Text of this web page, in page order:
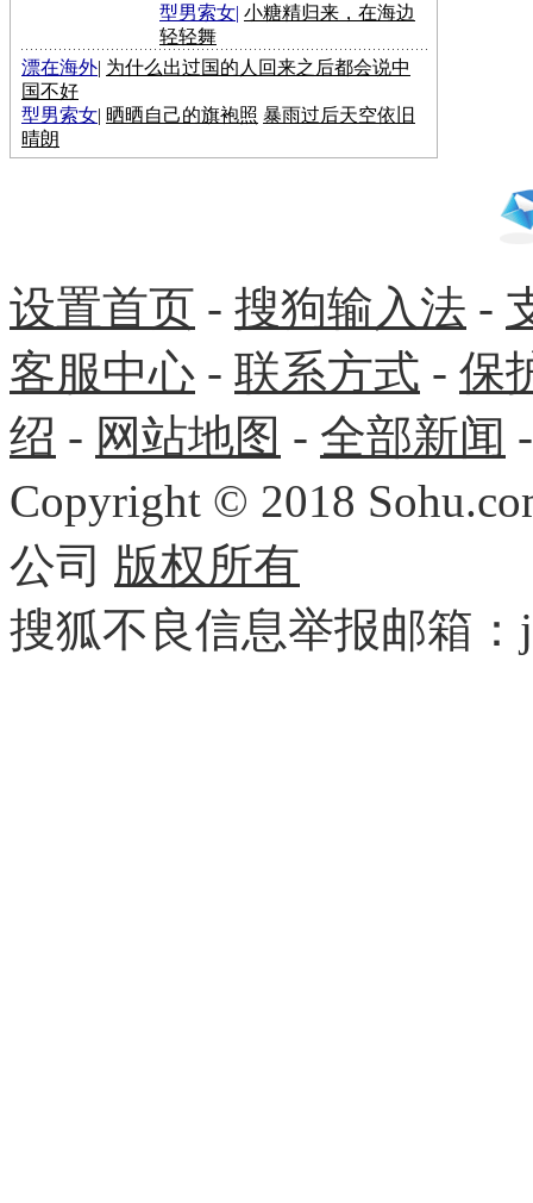
型男索女| 小糖精归来，在海边
轻轻舞
漂在海外| 为什么出过国的人回来之后都会说中
国不好
型男索女| 晒晒自己的旗袍照 暴雨过后天空依旧
晴朗
设置首页 - 搜狗输入法 -
客服中心 - 联系方式 - 保
绍 - 网站地图 - 全部新闻
Copyright © 2018
公司 版权所有
搜狐不良信息举报邮箱：